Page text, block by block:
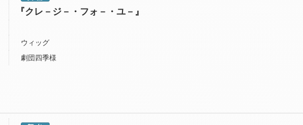
『クレ－ジ－・フォ－・ユ－』
ウィッグ
劇団四季様